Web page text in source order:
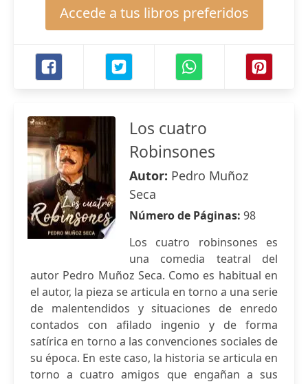
Accede a tus libros preferidos
Los cuatro
Robinsones
Autor: Pedro Muñoz
Seca
Número de Páginas: 98
Los cuatro robinsones es
una comedia teatral del
autor Pedro Muñoz Seca. Como es habitual en
el autor, la pieza se articula en torno a una serie
de malentendidos y situaciones de enredo
contados con afilado ingenio y de forma
satírica en torno a las convenciones sociales de
su época. En este caso, la historia se articula en
torno a cuatro amigos que engañan a sus